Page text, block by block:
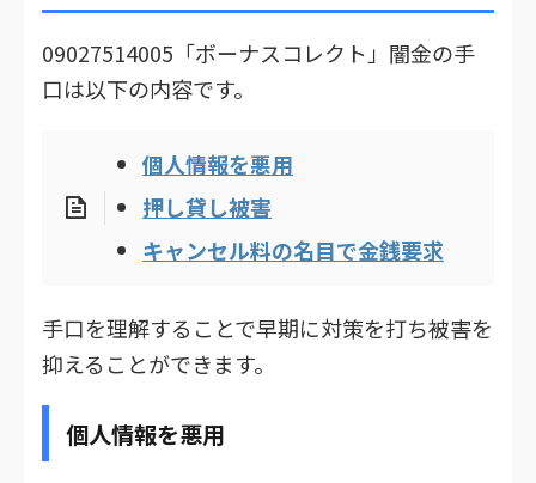
09027514005「ボーナスコレクト」闇金の手
口は以下の内容です。
個人情報を悪用
押し貸し被害
キャンセル料の名目で金銭要求
手口を理解することで早期に対策を打ち被害を
抑えることができます。
個人情報を悪用